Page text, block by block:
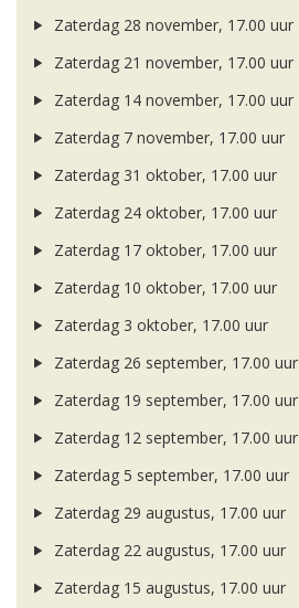
Zaterdag 28 november, 17.00 uur
Zaterdag 21 november, 17.00 uur
Zaterdag 14 november, 17.00 uur
Zaterdag 7 november, 17.00 uur
Zaterdag 31 oktober, 17.00 uur
Zaterdag 24 oktober, 17.00 uur
Zaterdag 17 oktober, 17.00 uur
Zaterdag 10 oktober, 17.00 uur
Zaterdag 3 oktober, 17.00 uur
Zaterdag 26 september, 17.00 uur
Zaterdag 19 september, 17.00 uur
Zaterdag 12 september, 17.00 uur
Zaterdag 5 september, 17.00 uur
Zaterdag 29 augustus, 17.00 uur
Zaterdag 22 augustus, 17.00 uur
Zaterdag 15 augustus, 17.00 uur